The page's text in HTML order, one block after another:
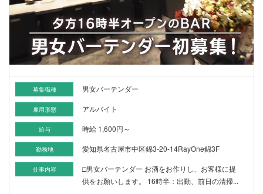
募集職種 男女バーテンダー
雇用形態 アルバイト
給与 時給 1,600円～
勤務地 愛知県名古屋市中区錦3-20-14RayOne錦3F
仕事内容
□男女バーテンダー お酒をお作りし、お客様に提
供をお願いします。 16時半：出勤、前日の清掃...